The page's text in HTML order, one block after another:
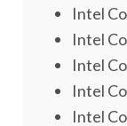
Intel
Intel
Intel
Intel
Intel